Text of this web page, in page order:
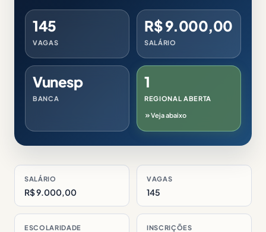
145
VAGAS
R$ 9.000,00
SALÁRIO
Vunesp
BANCA
1
REGIONAL ABERTA
Veja abaixo
SALÁRIO
R$ 9.000,00
VAGAS
145
ESCOLARIDADE INSCRIÇÕES